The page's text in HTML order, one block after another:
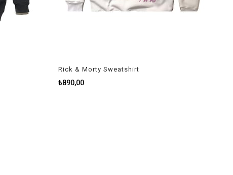
Rick & Morty Sweatshirt
₺890,00